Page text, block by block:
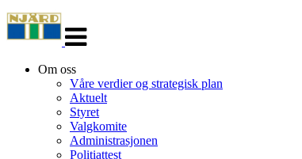
navigasjon
Om oss
Våre verdier og strategisk plan
Aktuelt
Styret
Valgkomite
Administrasjonen
Politiattest